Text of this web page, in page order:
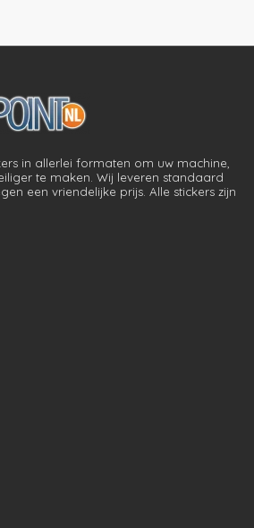
in allerlei formaten om uw machine,
te maken. Wij leveren standaard
een vriendelijke prijs. Alle stickers zijn